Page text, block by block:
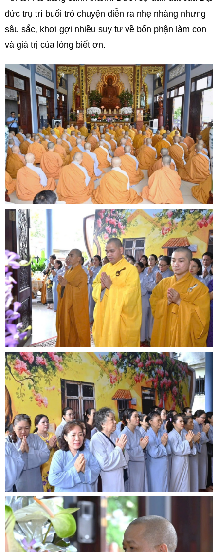
đức trụ trì buổi trò chuyện diễn ra nhẹ nhàng nhưng
sâu sắc, khơi gợi nhiều suy tư về bổn phận làm con
và giá trị của lòng biết ơn.